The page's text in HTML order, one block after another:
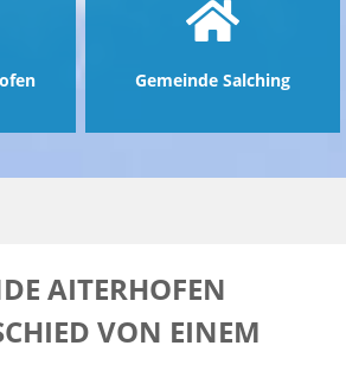
Gemeinde Salching
AITERHOFEN
VON EINEM